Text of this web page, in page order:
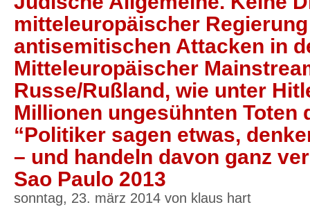
mitteleuropäischer
antisemitischen Attacken in
Mitteleuropäischer
Russe/Rußland, wie unter
Millionen ungesühnten
“Politiker sagen etwas,
– und handeln davon ganz
Sao Paulo 2013
sonntag, 23. märz 2014 von klaus hart